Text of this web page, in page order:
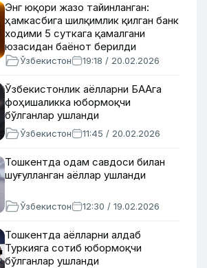
Энг юқори жазо тайинланган:
ҳамкасбига шилқимлик қилган банк
ходими 5 суткага қамалгани
юзасидан баёнот берилди
Ўзбекистон 19:18 / 20.02.2026
Ўзбекистонлик аёлларни БААга
фоҳишаликка юбормоқчи
бўлганлар ушланди
Ўзбекистон 11:45 / 20.02.2026
Тошкентда одам савдоси билан
шуғулланган аёллар ушланди
Ўзбекистон 12:30 / 19.02.2026
Тошкентда аёлларни алдаб
Туркияга сотиб юбормоқчи
бўлганлар ушланди